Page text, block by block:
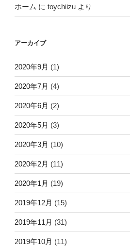
ホーム に toychiizu より
アーカイブ
2020年9月 (1)
2020年7月 (4)
2020年6月 (2)
2020年5月 (3)
2020年3月 (10)
2020年2月 (11)
2020年1月 (19)
2019年12月 (15)
2019年11月 (31)
2019年10月 (11)